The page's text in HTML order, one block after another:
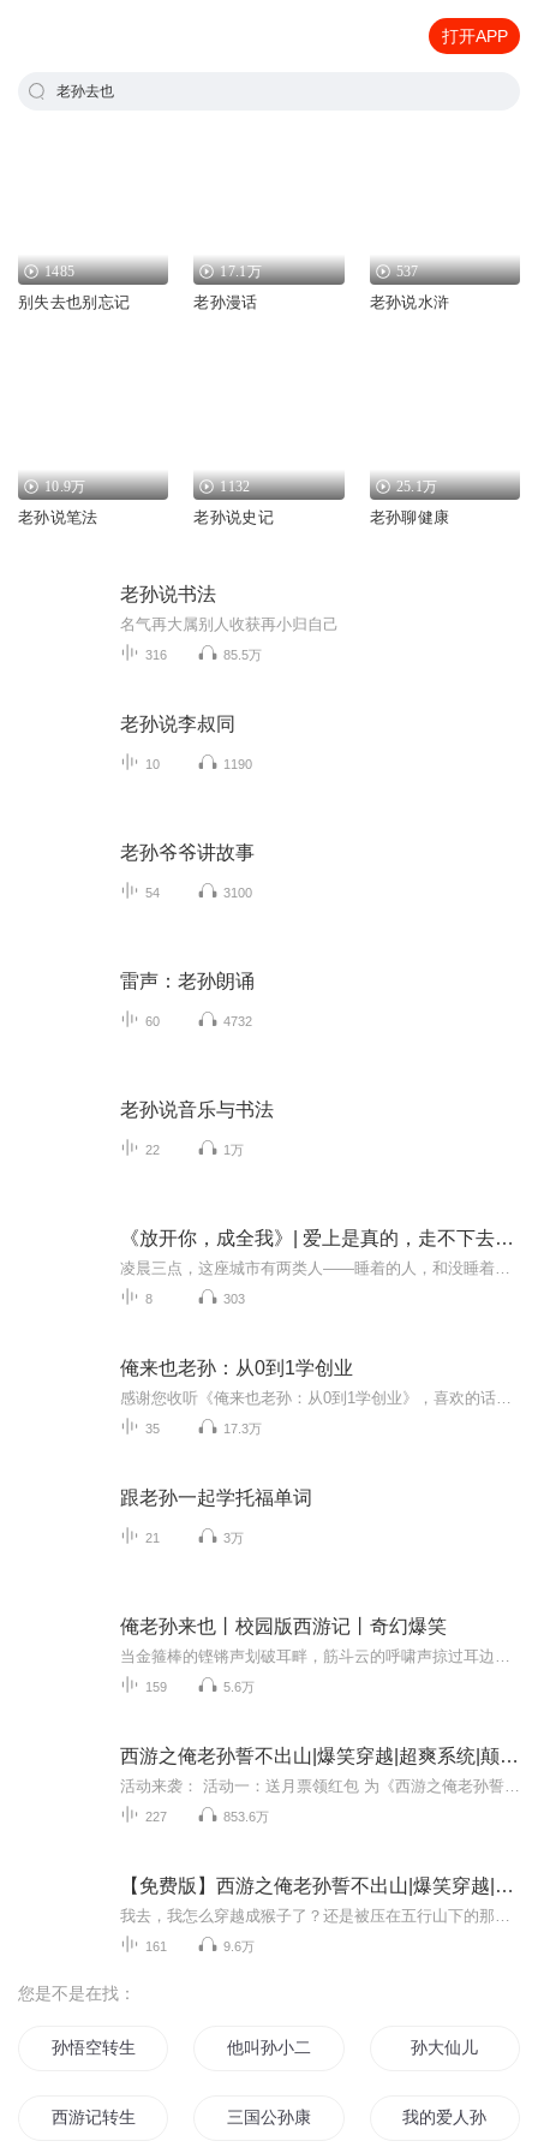
打开APP
老孙去也
1485
别失去也别忘记
17.1万
老孙漫话
537
老孙说水浒
10.9万
老孙说笔法
1132
老孙说史记
25.1万
老孙聊健康
老孙说书法
名气再大属别人收获再小归自己
316 85.5万
老孙说李叔同
10 1190
老孙爷爷讲故事
54 3100
雷声：老孙朗诵
60 4732
老孙说音乐与书法
22 1万
《放开你，成全我》| 爱上是真的，走不下去也是真的
8 303
俺来也老孙：从0到1学创业
35 17.3万
跟老孙一起学托福单词
21 3万
俺老孙来也丨校园版西游记丨奇幻爆笑
159 5.6万
西游之俺老孙誓不出山|爆笑穿越|超爽系统|颠覆西游
227 853.6万
【免费版】西游之俺老孙誓不出山|爆笑穿越|超爽系统
161 9.6万
您是不是在找：
孙悟空转生日记 他叫孙小二 孙大仙儿
西游记转生孙大圣 三国公孙康 我的爱人孙悟空